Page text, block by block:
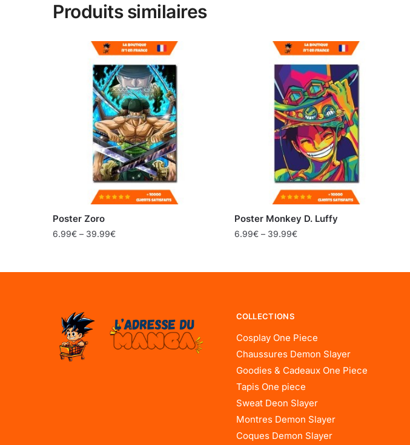
Produits similaires
Poster Zoro
6.99€ – 39.99€
Poster Monkey D. Luffy
6.99€ – 39.99€
COLLECTIONS
Cosplay One Piece
Chaussures Demon Slayer
Goodies & Cadeaux One Piece
Tapis One piece
Sweat Deon Slayer
Montres Demon Slayer
Coques Demon Slayer